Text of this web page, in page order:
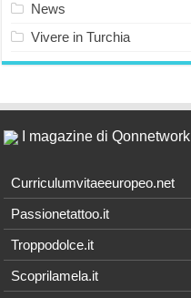
News
Vivere in Turchia
I magazine di Qonnetwork
Curriculumvitaeeuropeo.net
Passionetattoo.it
Troppodolce.it
Scoprilamela.it